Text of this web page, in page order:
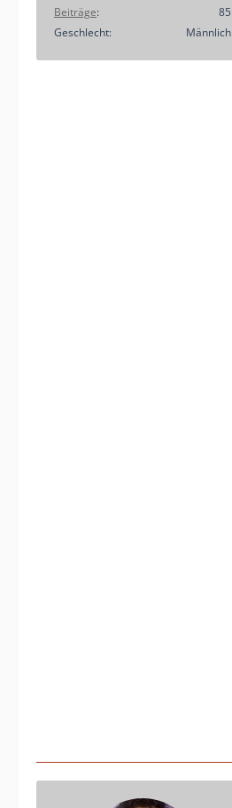
Beiträge
85
Geschlecht
Männlich